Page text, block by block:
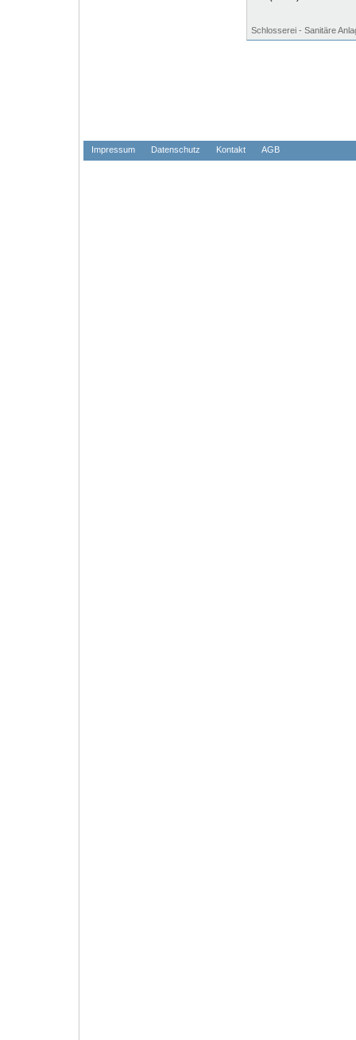
Schlosserei - Sanitäre
Impressum Datenschutz Kontakt AGB